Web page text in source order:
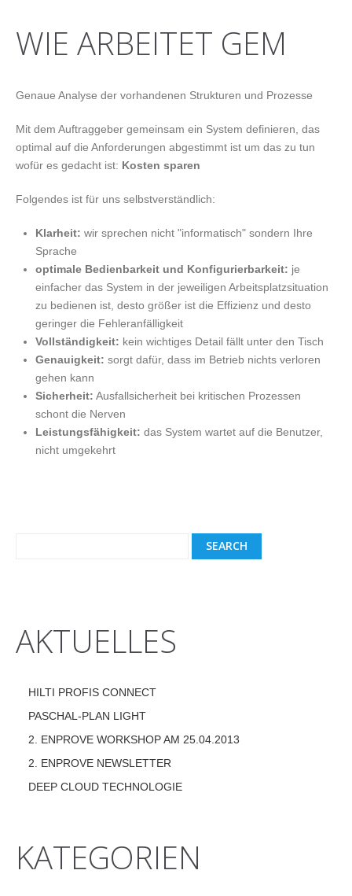
WIE ARBEITET GEM
Genaue Analyse der vorhandenen Strukturen und Prozesse
Mit dem Auftraggeber gemeinsam ein System definieren, das
optimal auf die Anforderungen abgestimmt ist um das zu tun
wofür es gedacht ist: Kosten sparen
Folgendes ist für uns selbstverständlich:
Klarheit: wir sprechen nicht "informatisch" sondern Ihre
Sprache
optimale Bedienbarkeit und Konfigurierbarkeit: je
einfacher das System in der jeweiligen Arbeitsplatzsituation
zu bedienen ist, desto größer ist die Effizienz und desto
geringer die Fehleranfälligkeit
Vollständigkeit: kein wichtiges Detail fällt unter den Tisch
Genauigkeit: sorgt dafür, dass im Betrieb nichts verloren
gehen kann
Sicherheit: Ausfallsicherheit bei kritischen Prozessen
schont die Nerven
Leistungsfähigkeit: das System wartet auf die Benutzer,
nicht umgekehrt
AKTUELLES
HILTI PROFIS CONNECT
PASCHAL-PLAN LIGHT
2. ENPROVE WORKSHOP AM 25.04.2013
2. ENPROVE NEWSLETTER
DEEP CLOUD TECHNOLOGIE
KATEGORIEN